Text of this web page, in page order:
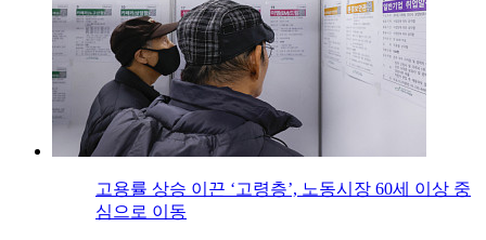
고용률 상승 이끈 ‘고령층’, 노동시장 60세 이상 중
심으로 이동